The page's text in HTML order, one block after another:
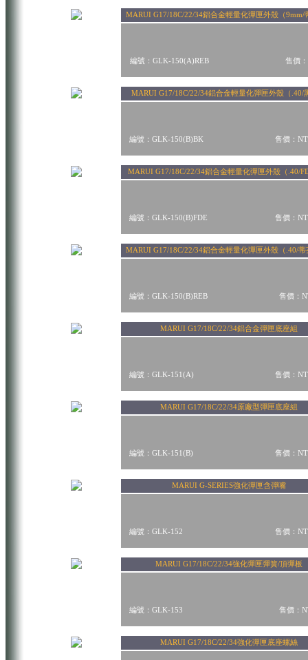
MARUI G17/18C/22/34鋁合金輕量化彈匣外殼（9mm/
編號：GLK-150(A)REB 售價
MARUI G17/18C/22/34鋁合金輕量化彈匣外殼（.40/
編號：GLK-150(B)BK 售價：
MARUI G17/18C/22/34鋁合金輕量化彈匣外殼（.40/
編號：GLK-150(B)FDE 售價：
MARUI G17/18C/22/34鋁合金輕量化彈匣外殼（.40/蒂
編號：GLK-150(B)REB 售價：
MARUI G17/18C/22/34鋁合金彈匣底座組
編號：GLK-151(A) 售價：
MARUI G17/18C/22/34原廠型彈匣底座組
編號：GLK-151(B) 售價：
MARUI G-SERIES強化彈匣含彈嘴
編號：GLK-152 售價：
MARUI G17/18C/22/34強化彈匣彈簧/頂彈板
編號：GLK-153 售價：
MARUI G17/18C/22/34強化彈匣底座螺絲